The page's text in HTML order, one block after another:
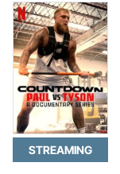
STREAMING